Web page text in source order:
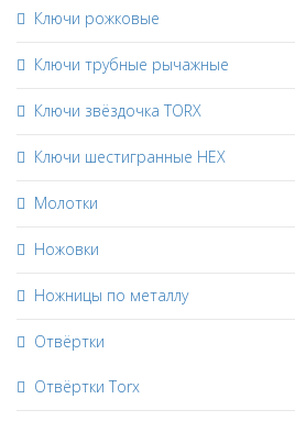
Ключи рожковые
Ключи трубные рычажные
Ключи звёздочка TORX
Ключи шестигранные HEX
Молотки
Ножовки
Ножницы по металлу
Отвёртки
Отвёртки Torx